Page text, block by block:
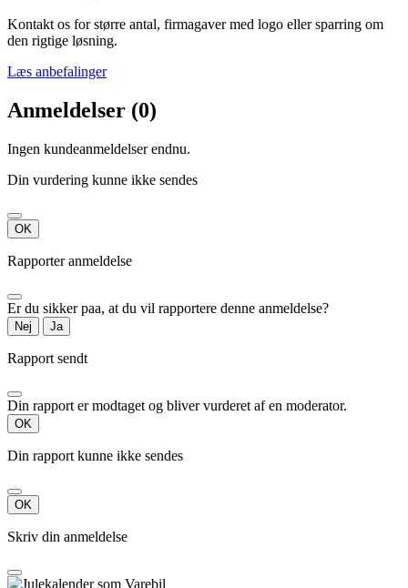
Kontakt os for større antal, firmagaver med logo eller sparring om
den rigtige løsning.
Læs anbefalinger
Anmeldelser (0)
Ingen kundeanmeldelser endnu.
Din vurdering kunne ikke sendes
OK
Rapporter anmeldelse
Er du sikker paa, at du vil rapportere denne anmeldelse?
Nej Ja
Rapport sendt
Din rapport er modtaget og bliver vurderet af en moderator.
OK
Din rapport kunne ikke sendes
OK
Skriv din anmeldelse